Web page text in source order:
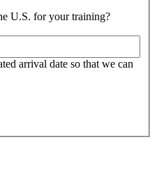
U.S. for your training?
arrival date so that we can